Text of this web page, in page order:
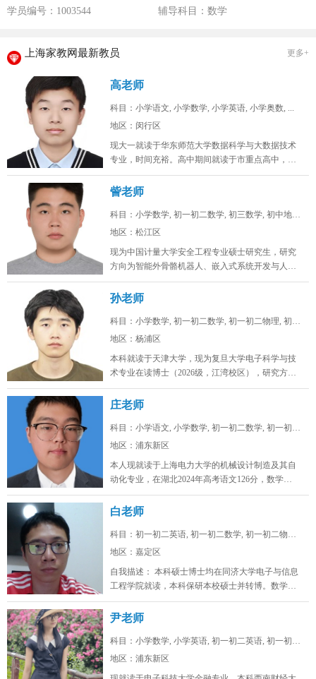
学员编号：1003544
辅导科目：数学
上海家教网最新教员 更多+
高老师
科目：小学语文, 小学数学, 小学英语, 小学奥数, ...
地区：闵行区
现大一就读于华东师范大学数据科学与大数据技术
专业，时间充裕。高中期间就读于市重点高中，总
分常年保持在年极段A+水平，数学...
訾老师
科目：小学数学, 初一初二数学, 初三数学, 初中地理...
地区：松江区
现为中国计量大学安全工程专业硕士研究生，研究
方向为智能外骨骼机器人、嵌入式系统开发与人工
智能算法。目前在卧龙电驱中央研究...
孙老师
科目：小学数学, 初一初二数学, 初一初二物理, 初一...
地区：杨浦区
本科就读于天津大学，现为复旦大学电子科学与技
术专业在读博士（2026级，江湾校区），研究方向
为激光通信。时间充裕，工作日...
庄老师
科目：小学语文, 小学数学, 初一初二数学, 初一初二...
地区：浦东新区
本人现就读于上海电力大学的机械设计制造及其自
动化专业，在湖北2024年高考语文126分，数学
128，物理88，化学92，...
白老师
科目：初一初二英语, 初一初二数学, 初一初二物理, ...
地区：嘉定区
自我描述： 本科硕士博士均在同济大学电子与信息
工程学院就读，本科保研本校硕士并转博。数学高
考142，物理高考91，化学...
尹老师
科目：小学数学, 小学英语, 初一初二英语, 初一初二...
地区：浦东新区